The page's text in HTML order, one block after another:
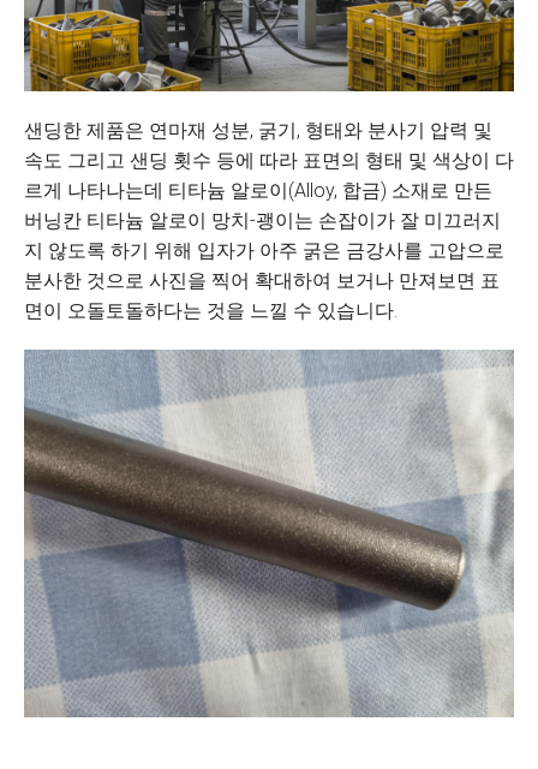
샌딩한 제품은 연마재 성분, 굵기, 형태와 분사기 압력 및
속도 그리고 샌딩 횟수 등에 따라 표면의 형태 및 색상이 다
르게 나타나는데 티타늄 알로이(Alloy, 합금) 소재로 만든
버닝칸 티타늄 알로이 망치-괭이는 손잡이가 잘 미끄러지
지 않도록 하기 위해 입자가 아주 굵은 금강사를 고압으로
분사한 것으로 사진을 찍어 확대하여 보거나 만져보면 표
면이 오돌토돌하다는 것을 느낄 수 있습니다.